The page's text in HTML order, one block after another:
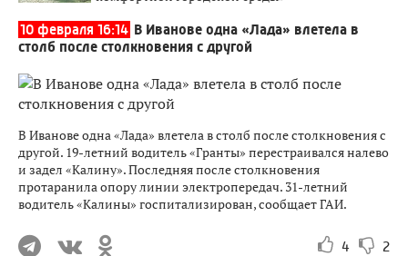
10 февраля 16:14 В Иванове одна «Лада» влетела в
столб после столкновения с другой
В Иванове одна «Лада» влетела в столб после столкновения с
другой. 19-летний водитель «Гранты» перестраивался налево
и задел «Калину». Последняя после столкновения
протаранила опору линии электропередач. 31-летний
водитель «Калины» госпитализирован, сообщает ГАИ.
4 2